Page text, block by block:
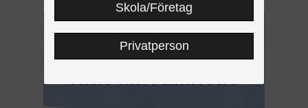
Skola/Företag
Privatperson